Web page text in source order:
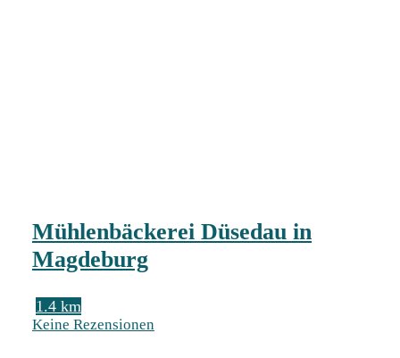
Mühlenbäckerei Düsedau in
Magdeburg
1.4 km
Keine Rezensionen